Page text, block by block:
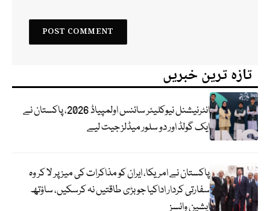
تازہ ترین خبریں
انٹرنیشنل نیوکلیئر سائنس اولمپیاڈ 2026، پاکستان نے
ایک گولڈ اور دو سلور میڈلز جیت لیے
پاکستان نے امریکا، ایران کو مذاکرات کی میز پر لا کر وہ
سفارتی کردار اداکیا جو بڑی طاقتیں نہ کرسکیں، ساؤتھ
ایشین وائسز